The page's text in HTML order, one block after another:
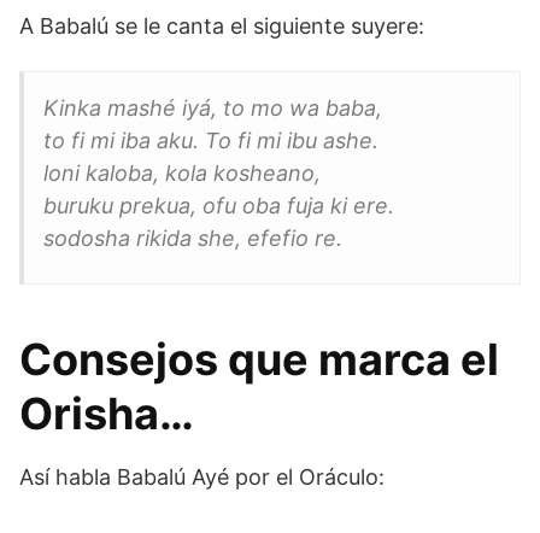
A Babalú se le canta el siguiente suyere:
Kinka mashé iyá, to mo wa baba,
to fi mi iba aku. To fi mi ibu ashe.
loni kaloba, kola kosheano,
buruku prekua, ofu oba fuja ki ere.
sodosha rikida she, efefio re.
Consejos que marca el
Orisha…
Así habla Babalú Ayé por el Oráculo: